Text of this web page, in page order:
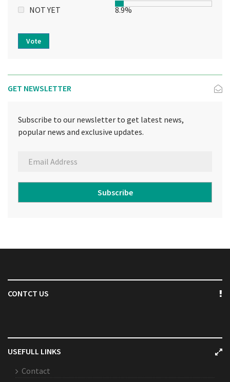
NOT YET 8.9%
Vote
GET NEWSLETTER
Subscribe to our newsletter to get latest news,
popular news and exclusive updates.
Subscribe
CONTCT US
USEFULL LINKS
Contact